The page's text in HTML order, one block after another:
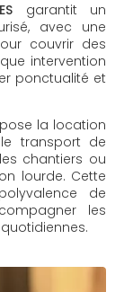
garantit un
avec une
couvrir des
intervention
ponctualité et
la location
transport de
chantiers ou
lourde. Cette
de
les